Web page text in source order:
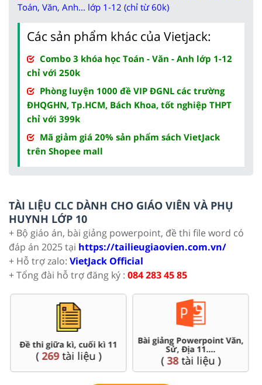
Toán, Văn, Anh... lớp 1-12 (chỉ từ 60k)
Các sản phẩm khác của Vietjack:
Combo 3 khóa học Toán - Văn - Anh lớp 1-12
chỉ với 250k
Phòng luyện 1000 đề VIP ĐGNL các trường
ĐHQGHN, Tp.HCM, Bách Khoa, tốt nghiệp THPT
chỉ với 399k
Mã giảm giá 20% sản phẩm sách VietJack
trên Shopee mall
TÀI LIỆU CLC DÀNH CHO GIÁO VIÊN VÀ PHỤ
HUYNH LỚP 10
+ Bộ giáo án, bài giảng powerpoint, đề thi file word có
đáp án 2025 tại https://tailieugiaovien.com.vn/
+ Hỗ trợ zalo: VietJack Official
+ Tổng đài hỗ trợ đăng ký : 084 283 45 85
Đề thi giữa kì, cuối kì 11
(269tài liệu )
Bài giảng Powerpoint Văn,
Sử, Địa 11....
(38tài liệu )